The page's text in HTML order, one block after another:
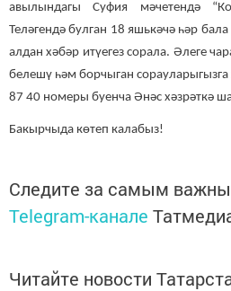
авылындагы Суфия мәчетендә
Теләгендә булган 18 яшькәчә һәр
алдан хәбәр итүегез сорала. Әлеге
белешү һәм борчыган
87 40 номеры буенча Әнәс хәзрәткә
Бакырчыда көтеп калабыз!
Следите за самым
Telegram-канале
Читайте новости